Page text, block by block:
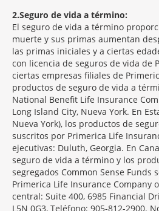
2 Seguro de vida a término:
El seguro de vida a término
muerte y sus primas aumentan
las primas iniciales y a ciertas
con licencia de seguros de vida de
ciertas empresas filiales de
productos de seguro de vida a
National Benefit Life Insurance
Long Island City, Nueva York. En
Nueva York), los productos de
suscritos por Primerica Life
ejecutivas: Duluth, Georgia. En
seguro de vida a término y los
segregados Common Sense Funds
Primerica Life Insurance Company
central: Suite 400, 6985 Financial
L5N 0G3, Teléfono: 905-812-2900.